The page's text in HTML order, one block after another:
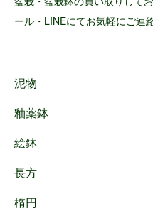
ール・LINEにてお気軽にご連
グループ一覧
泥物
釉薬鉢
絵鉢
長方
楕円